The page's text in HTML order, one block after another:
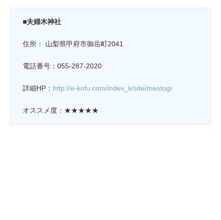
■夫婦木神社
住所： 山梨県甲府市御岳町2041
電話番号：055-287-2020
詳細HP： http://e-kofu.com/index_k/site/meotogi
オススメ度：★★★★★